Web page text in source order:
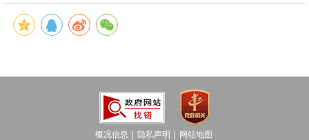
概况信息 隐私声明
网站地图